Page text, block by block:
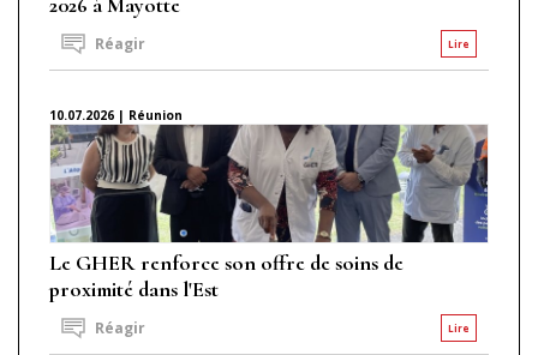
Lire
Réagir
10.07.2026 | Réunion
Le GHER renforce son offre de soins de
proximité dans l'Est
Lire
Réagir